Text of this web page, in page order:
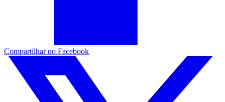
Compartilhar no Facebook